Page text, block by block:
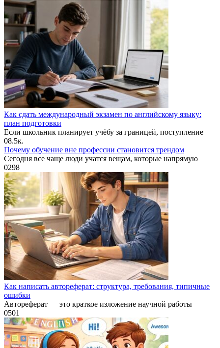
Как сдать международный экзамен по английскому языку:
план подготовки
Если школьник планирует учёбу за границей, поступление
08.5к.
Почему обучение вне профессии становится трендом
Сегодня все чаще люди учатся вещам, которые напрямую
0298
Как написать автореферат: структура, требования, типичные
ошибки
Автореферат — это краткое изложение научной работы
0501